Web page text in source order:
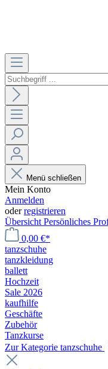
Menü schließen
Mein Konto
Anmelden
oderregistrieren
Übersicht Persönliches
0,00 €*
tanzschuhe
tanzkleidung
ballett
Hochzeit
Sale 2026
kaufhilfe
Geschäfte
Zubehör
Tanzkurse
Zur Kategorie tanzschuhe